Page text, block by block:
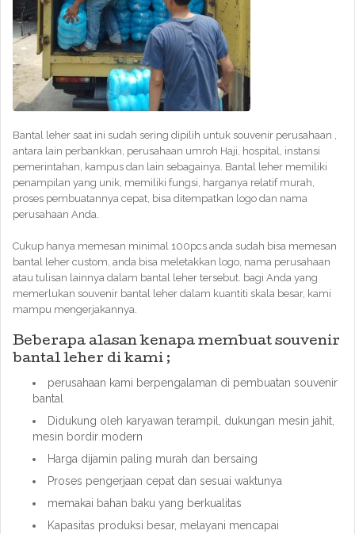
Bantal leher saat ini sudah sering dipilih untuk souvenir perusahaan ,
antara lain perbankkan, perusahaan umroh Haji, hospital, instansi
pemerintahan, kampus dan lain sebagainya. Bantal leher memiliki
penampilan yang unik, memiliki fungsi, harganya relatif murah,
proses pembuatannya cepat, bisa ditempatkan logo dan nama
perusahaan Anda.
Cukup hanya memesan minimal 100pcs anda sudah bisa memesan
bantal leher custom, anda bisa meletakkan logo, nama perusahaan
atau tulisan lainnya dalam bantal leher tersebut. bagi Anda yang
memerlukan souvenir bantal leher dalam kuantiti skala besar, kami
mampu mengerjakannya.
Beberapa alasan kenapa membuat souvenir
bantal leher di kami ;
perusahaan kami berpengalaman di pembuatan souvenir
bantal
Didukung oleh karyawan terampil, dukungan mesin jahit,
mesin bordir modern
Harga dijamin paling murah dan bersaing
Proses pengerjaan cepat dan sesuai waktunya
memakai bahan baku yang berkualitas
Kapasitas produksi besar, melayani mencapai